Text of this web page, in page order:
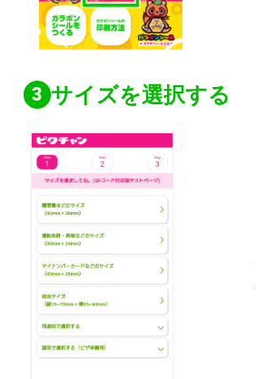
サイズを選択する